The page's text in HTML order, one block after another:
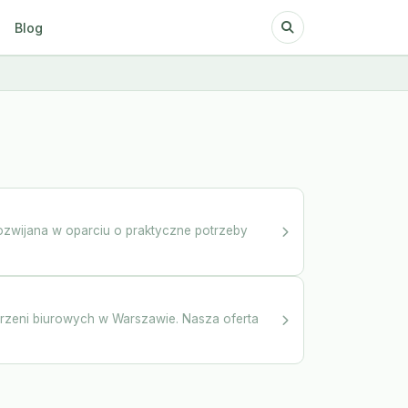
Blog
w oparciu o praktyczne potrzeby
biurowych w Warszawie. Nasza oferta